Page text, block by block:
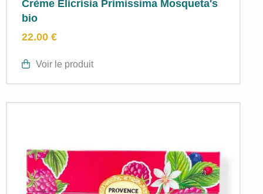
Crème Elicrisia Primissima Mosqueta's
bio
22.00 €
Voir le produit